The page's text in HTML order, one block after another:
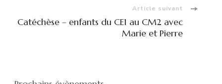
Article suivant
Catéchèse – enfants du CE1 au CM2 avec
Marie et Pierre